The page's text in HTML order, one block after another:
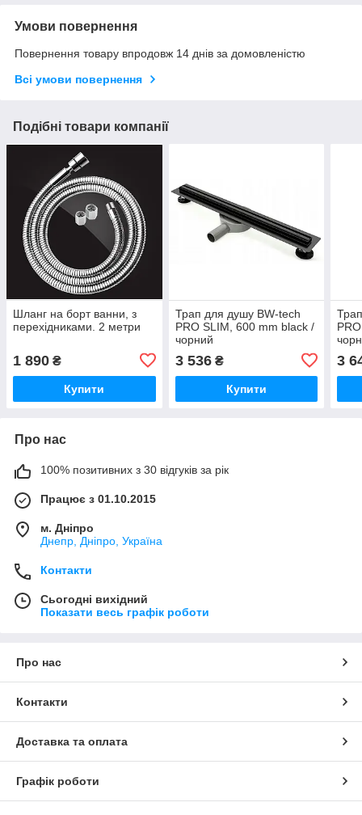
Умови повернення
Повернення товару впродовж 14 днів за домовленістю
Всі умови повернення
Подібні товари компанії
Шланг на борт ванни, з
перехідниками. 2 метри
1 890 ₴
Купити
Трап для душу BW-tech
PRO SLIM, 600 mm black /
чорний
3 536₴
Купити
3
Про нас
100% позитивних з 30 відгуків за рік
Працює з 01.10.2015
м. Дніпро
Днепр, Дніпро, Україна
Контакти
Сьогодні вихідний
Показати весь графік роботи
Про нас
Контакти
Доставка та оплата
Графік роботи